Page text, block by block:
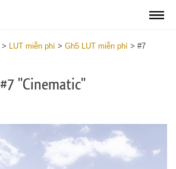
> LUT miễn phí > Gh5 LUT miễn phí > #7
#7 "Cinematic"